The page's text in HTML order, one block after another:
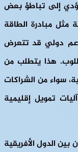
يؤدي إلى تباطؤ بعض
مثل مبادرة الطاقة
دولي قد تتعرض
هذا يتطلب من
سواء من الشراكات
تمويل إقليمية
بين الدول الأفريقية